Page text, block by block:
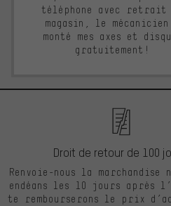
téléphone avec retrait
magasin, le mécanicien
monté mes axes et
gratuitement!
Droit de retour de 100
Renvoie-nous la marchandise
endéans les 10 jours après
te rembourserons le prix